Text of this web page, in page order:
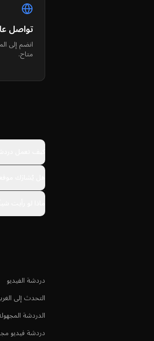
تواصل
انضم إلى
متاح.
دردشة الفيديو
التحدث إلى
الدردشة
دردشة فيديو